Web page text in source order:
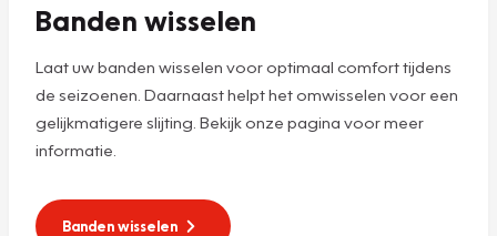
Banden wisselen
Laat uw banden wisselen voor optimaal comfort tijdens
de seizoenen. Daarnaast helpt het omwisselen voor een
gelijkmatigere slijting. Bekijk onze pagina voor meer
informatie.
Banden wisselen